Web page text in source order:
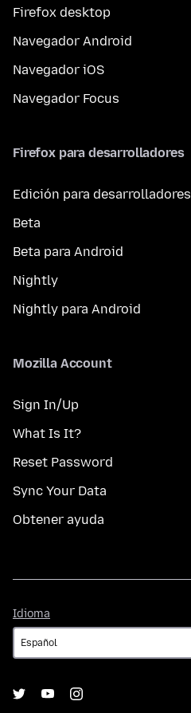
Firefox desktop
Navegador Android
Navegador iOS
Navegador Focus
Firefox para desarrolladores
Edición para desarrolladores
Beta
Beta para Android
Nightly
Nightly para Android
Mozilla Account
Sign In/Up
What Is It?
Reset Password
Sync Your Data
Obtener ayuda
Idioma